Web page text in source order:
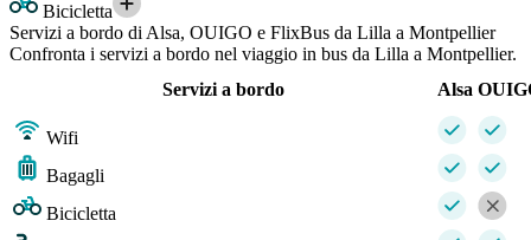
Bicicletta
Servizi a bordo di Alsa, OUIGO e FlixBus da Lilla a Montpellier
Confronta i servizi a bordo nel viaggio in bus da Lilla a Montpellier.
Servizi a bordo
Alsa
Wifi
Bagagli
Bicicletta